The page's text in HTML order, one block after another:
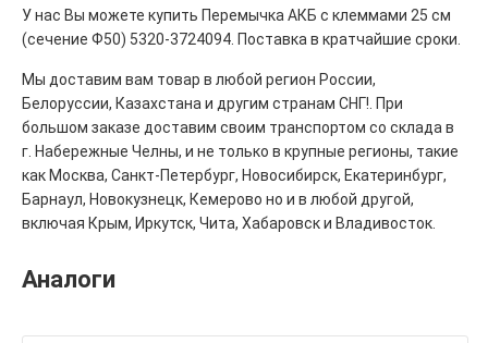
У нас Вы можете купить Перемычка АКБ с клеммами 25 см
(сечение Ф50) 5320-3724094. Поставка в кратчайшие сроки.
Мы доставим вам товар в любой регион России,
Белоруссии, Казахстана и другим странам СНГ!. При
большом заказе доставим своим транспортом со склада в
г. Набережные Челны, и не только в крупные регионы, такие
как Москва, Санкт-Петербург, Новосибирск, Екатеринбург,
Барнаул, Новокузнецк, Кемерово но и в любой другой,
включая Крым, Иркутск, Чита, Хабаровск и Владивосток.
Аналоги